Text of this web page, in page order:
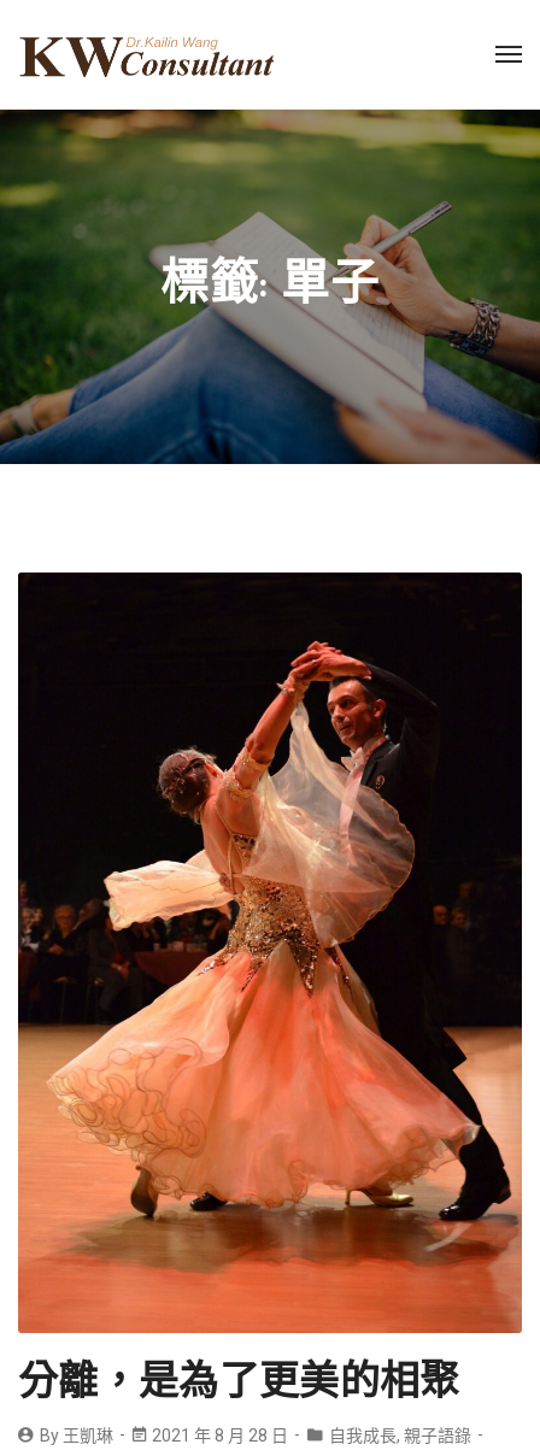
標籤:單子
分離，是為了更美的相聚
By 王凱琳 2021 年 8 月 28 日 自我成長, 親子語錄